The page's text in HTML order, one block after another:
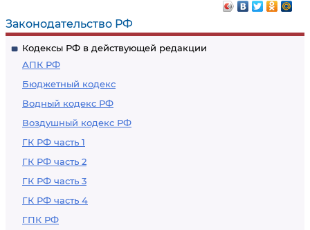
Законодательство РФ
Кодексы РФ в действующей редакции
АПК РФ
Бюджетный кодекс
Водный кодекс РФ
Воздушный кодекс РФ
ГК РФ часть 1
ГК РФ часть 2
ГК РФ часть 3
ГК РФ часть 4
ГПК РФ